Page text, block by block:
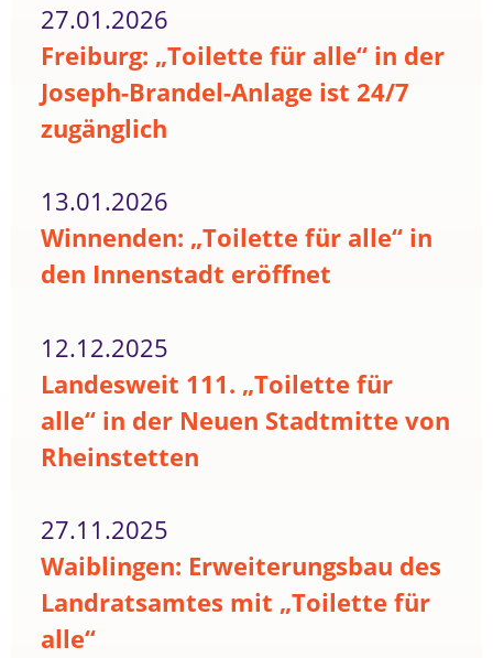
27.01.2026
Freiburg: „Toilette für alle“ in der
Joseph-Brandel-Anlage ist 24/7
zugänglich
13.01.2026
Winnenden: „Toilette für alle“ in
den Innenstadt eröffnet
12.12.2025
Landesweit 111. „Toilette für
alle“ in der Neuen Stadtmitte von
Rheinstetten
27.11.2025
Waiblingen: Erweiterungsbau des
Landratsamtes mit „Toilette für
alle“